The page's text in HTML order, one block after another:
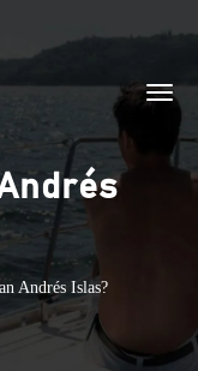
Andrés Islas?